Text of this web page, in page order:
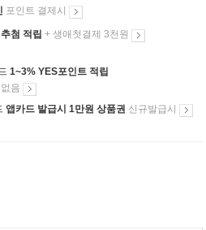
포인트 결제시
첨 적립 + 생애첫결제 3천원
1~3% YES포인트 적립
음
앱카드 발급시 1만원 상품권 신규발급시